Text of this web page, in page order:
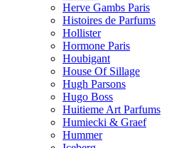
Herve Gambs Paris
Histoires de Parfums
Hollister
Hormone Paris
Houbigant
House Of Sillage
Hugh Parsons
Hugo Boss
Huitieme Art Parfums
Humiecki & Graef
Hummer